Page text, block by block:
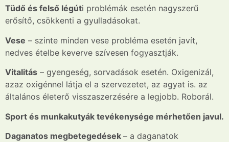
Tüdő és felső légúti problémák esetén nagyszerű
erősítő, csökkenti a gyulladásokat.
Vese – szinte minden vese probléma esetén javít,
nedves ételbe keverve szívesen fogyasztják.
Vitalitás – gyengeség, sorvadások esetén. Oxigenizál,
azaz oxigénnel látja el a szervezetet, az agyat is. az
általános életerő visszaszerzésére a legjobb. Roborál.
Sport és munkakutyák tevékenysége mérhetően javul.
Daganatos megbetegedések – a daganatok